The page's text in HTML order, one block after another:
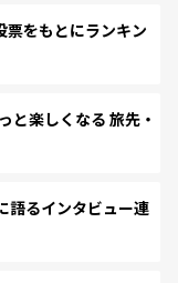
をもとにランキン
楽しくなる 旅先・
語るインタビュー連